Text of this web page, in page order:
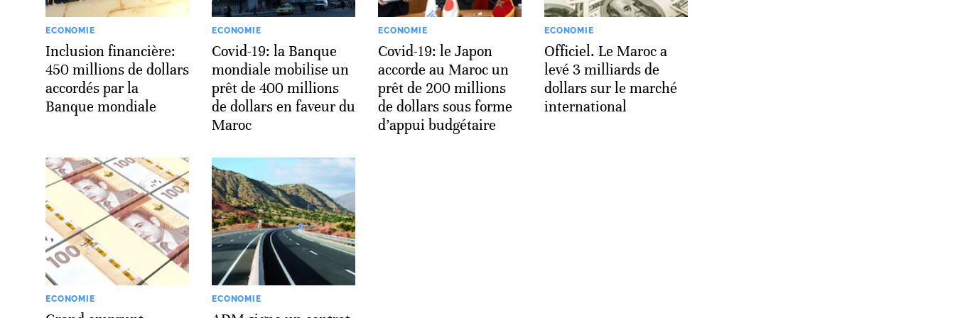
ECONOMIE
Inclusion financière:
450 millions de dollars
accordés par la
Banque mondiale
ECONOMIE
Covid-19: la Banque
mondiale mobilise un
prêt de 400 millions
de dollars en faveur du
Maroc
ECONOMIE
Covid-19: le Japon
accorde au Maroc un
prêt de 200 millions
de dollars sous forme
d’appui budgétaire
ECONOMIE
Officiel. Le Maroc a
levé 3 milliards de
dollars sur le marché
international
ECONOMIE ECONOMIE